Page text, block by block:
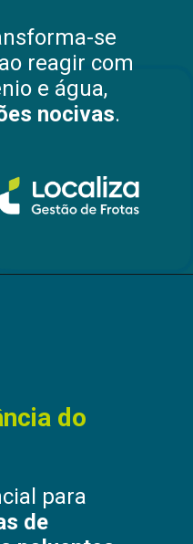
se
reagir com
e água,
nocivas.
para
de
do